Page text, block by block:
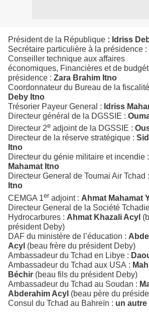
Président de la République : Idriss
Secrétaire particulière à la présidence :
Conseiller technique aux affaires
économiques, Financières et de
présidence : Zara Brahim Itno
Coordonnateur du Bureau de la
Deby Itno
Trésorier Payeur General : Idriss
Directeur général de la DGSSIE :
Directeur 2e adjoint de la DGSSIE :
Directeur de la réserve stratégique :
Itno
Directeur du génie militaire et incendie :
Mahamat Itno
Directeur General de Toumai Air Tchad :
Itno
CEMGA 1er adjoint : Ahmat Mahamat
Directeur General de la Société
Hydrocarbures : Ahmat Khazali Acyl
président Deby)
DAF du ministère de l’éducation :
Acyl (beau frère du président Deby)
Ambassadeur du Tchad en Libye :
Ambassadeur du Tchad aux USA :
Béchir (beau fils du président Deby)
Ambassadeur du Tchad au Soudan :
Abderahim Acyl (beau père du
Consul du Tchad au Bahreïn : un autre